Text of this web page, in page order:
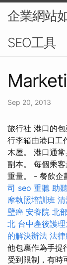
企業網站
SEO工具
Sep 20, 2013
旅行社 港口的
行李箱由港口工
木屋。 港口通
副本。 每個乘
重量。 - 餐飲企
司 seo 重聽 助
摩執照培訓班
壁癌 安養院 北部
北 台中產後護
的解決辦法 法
他包裹作為手提
受到限制，有時